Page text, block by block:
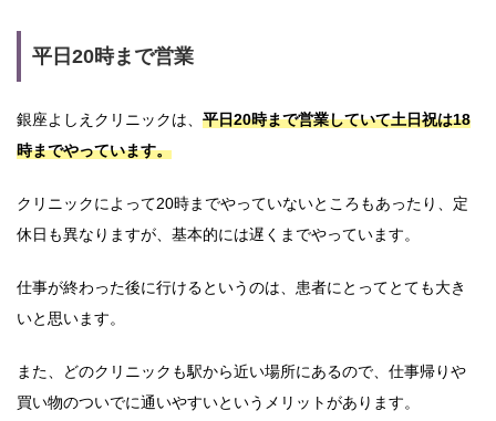
平日20時まで営業
銀座よしえクリニックは、 平日20時まで営業していて土日祝は18
時までやっています。
クリニックによって20時までやっていないところもあったり、定
休日も異なりますが、基本的には遅くまでやっています。
仕事が終わった後に行けるというのは、患者にとってとても大き
いと思います。
また、どのクリニックも駅から近い場所にあるので、仕事帰りや
買い物のついでに通いやすいというメリットがあります。